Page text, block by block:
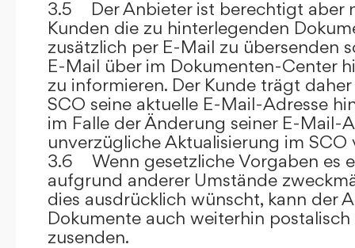
3.5 Der Anbieter ist berechtigt aber
Kunden die zu hinterlegenden
zusätzlich per E-Mail zu übersenden
E-Mail über im Dokumenten-Center
zu informieren. Der Kunde trägt
SCO seine aktuelle E-Mail-Adresse
im Falle der Änderung seiner E-Mail-
unverzügliche Aktualisierung im SCO
3.6 Wenn gesetzliche Vorgaben es
aufgrund anderer Umstände
dies ausdrücklich wünscht, kann der
Dokumente auch weiterhin
zusenden.